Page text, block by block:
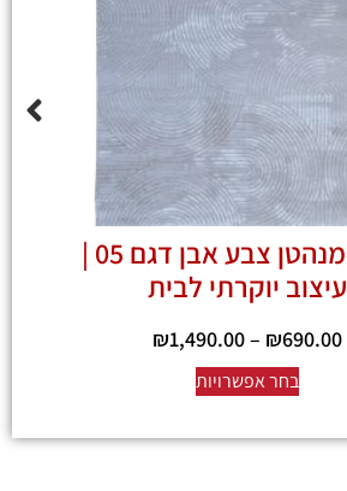
שטיח מנהטן צבע אבן דגם 05 |
עיצוב יוקרתי לבית
₪690.00
–
₪1,490.00
בחר אפשרויות